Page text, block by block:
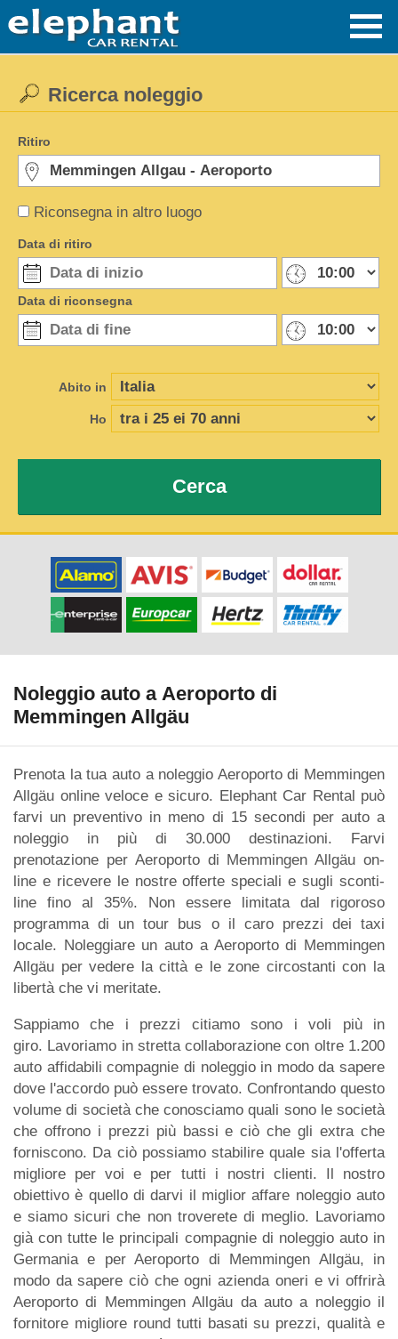
Riconsegna in altro luogo
Ricerca noleggio
Ritiro
Data di ritiro
Data di riconsegna
Abito in
Ho
Cerca
Noleggio auto a Aeroporto di
Memmingen Allgäu
Prenota la tua auto a noleggio Aeroporto di Memmingen
Allgäu online veloce e sicuro. Elephant Car Rental può
farvi un preventivo in meno di 15 secondi per auto a
noleggio in più di 30.000 destinazioni. Farvi
prenotazione per Aeroporto di Memmingen Allgäu on-
line e ricevere le nostre offerte speciali e sugli sconti-
line fino al 35%. Non essere limitata dal rigoroso
programma di un tour bus o il caro prezzi dei taxi
locale. Noleggiare un auto a Aeroporto di Memmingen
Allgäu per vedere la città e le zone circostanti con la
libertà che vi meritate.
Sappiamo che i prezzi citiamo sono i voli più in
giro. Lavoriamo in stretta collaborazione con oltre 1.200
auto affidabili compagnie di noleggio in modo da sapere
dove l'accordo può essere trovato. Confrontando questo
volume di società che conosciamo quali sono le società
che offrono i prezzi più bassi e ciò che gli extra che
forniscono. Da ciò possiamo stabilire quale sia l'offerta
migliore per voi e per tutti i nostri clienti. Il nostro
obiettivo è quello di darvi il miglior affare noleggio auto
e siamo sicuri che non troverete di meglio. Lavoriamo
già con tutte le principali compagnie di noleggio auto in
Germania e per Aeroporto di Memmingen Allgäu, in
modo da sapere ciò che ogni azienda oneri e vi offrirà
Aeroporto di Memmingen Allgäu da auto a noleggio il
fornitore migliore round tutti basati su prezzi, qualità e